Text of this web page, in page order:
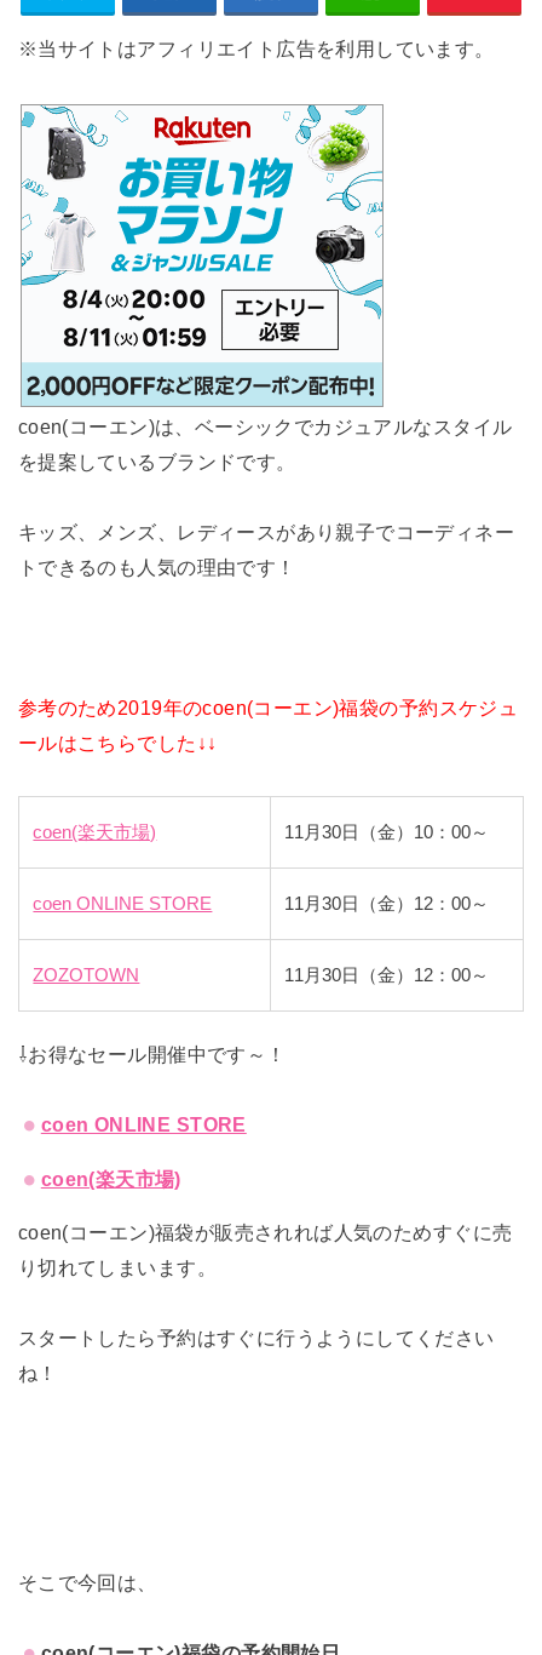
※当サイトはアフィリエイト広告を利用しています。
coen(コーエン)は、ベーシックでカジュアルなスタイル
を提案しているブランドです。
キッズ、メンズ、レディースがあり親子でコーディネー
トできるのも人気の理由です！
参考のため2019年のcoen(コーエン)福袋の予約スケジュ
ールはこちらでした↓↓
coen(楽天市場) 11月30日（金）10：00～
coen ONLINE STORE 11月30日（金）12：00～
ZOZOTOWN 11月30日（金）12：00～
⇩お得なセール開催中です～！
coen ONLINE STORE
coen(楽天市場)
coen(コーエン)福袋が販売されれば人気のためすぐに売
り切れてしまいます。
スタートしたら予約はすぐに行うようにしてください
ね！
そこで今回は、